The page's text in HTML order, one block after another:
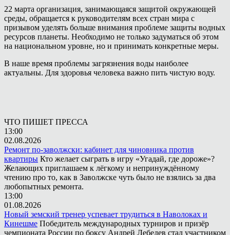
22 марта организация, занимающаяся защитой окружающей
среды, обращается к руководителям всех стран мира с
призывом уделять больше внимания проблеме защиты водных
ресурсов планеты. Необходимо не только задуматься об этом
на национальном уровне, но и принимать конкретные меры.
В наше время проблемы загрязнения воды наиболее
актуальны. Для здоровья человека важно пить чистую воду.
ЧТО ПИШЕТ ПРЕССА
13:00
02.08.2026
Ремонт по-заволжски: кабинет для чиновника против
квартиры Кто желает сыграть в игру «Угадай, где дороже»?
Желающих приглашаем к лёгкому и непринуждённому
чтению про то, как в Заволжске чуть было не взялись за два
любопытных ремонта.
13:00
01.08.2026
Новый земский тренер успевает трудиться в Наволоках и
Кинешме Победитель международных турниров и призёр
чемпионата России по боксу Андрей Лебедев стал участником